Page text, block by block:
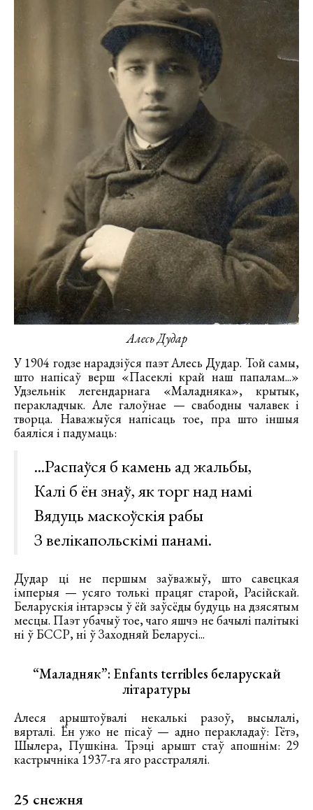
Алесь Дудар
У 1904 годзе нарадзіўся паэт Алесь Дудар. Той самы,
што напісаў верш «Пасеклі край наш папалам...»
Удзельнік легендарнага «Маладняка», крытык,
перакладчык. Але галоўнае — свабодны чалавек і
творца. Наважыўся напісаць тое, пра што іншыя
баяліся і падумаць:
...Распаўся б камень ад жальбы,
Калі б ён знаў, як торг над намі
Вядуць маскоўскія рабы
З велікапольскімі панамі.
Дудар ці не першым заўважыў, што савецкая
імперыя — усяго толькі працяг старой, Расійскай.
Беларускія інтарэсы ў ёй заўсёды будуць на дзясятым
месцы. Паэт убачыў тое, чаго яшчэ не бачылі палітыкі
ні ў БССР, ні ў Заходняй Беларусі...
“Маладняк”: Enfants terribles беларускай
літаратуры
Алеся арыштоўвалі некалькі разоў, высылалі,
вярталі. Ён ужо не пісаў — адно перакладаў: Гётэ,
Шылера, Пушкіна. Трэці арышт стаў апошнім: 29
кастрычніка 1937-га яго расстралялі.
25 снежня